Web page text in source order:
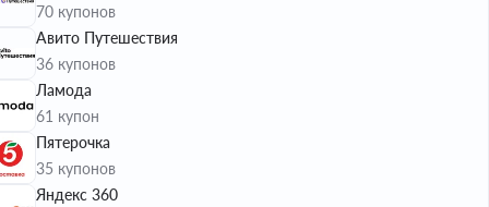
70 купонов
Авито Путешествия
36 купонов
Ламода
61 купон
Пятерочка
35 купонов
Яндекс 360